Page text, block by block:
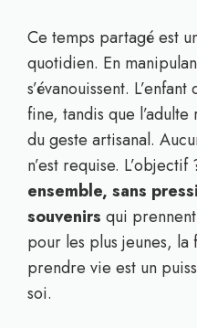
Ce temps partagé est
quotidien. En
s’évanouissent.
fine, tandis que
du geste artisanal.
n’est requise. L’objectif
ensemble, sans
souvenirs qui
pour les plus jeunes,
prendre vie est un
soi.